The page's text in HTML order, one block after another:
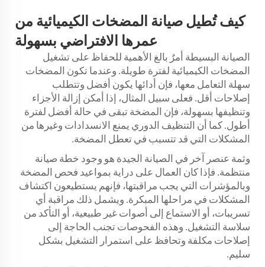
كيف تُطيل صيانة المضخات الكيميائية من
عمرها الافتراضي بسهولة
الصيانة البسيطة أمرٌ بالغ الأهمية للحفاظ على تشغيل
المضخات الكيميائية لفترة طويلة. وعندما تكون المضخات
سهلة التعامل معها، فإن أدائها يكون أفضل وتتطلب
إصلاحات أقل. فعلى سبيل المثال، إذا أمكن إزالة الأجزاء
وتنظيفها بسهولة، فإن المضخة تبقى في حالة أفضل لفترة
أطول. كما أن التنظيف الدوري يمنع الانسدادات وغيرها من
المشكلات التي قد تتسبب في تعطل المضخة.
وثمة عنصر آخر في الصيانة الجيدة هو وجود خطة صيانة
منتظمة. فإذا كان العمال على دراية بمواعيد فحص المضخة
وبالمؤشرات التي يجب مراقبتها، فإنهم يستطيعون اكتشاف
المشكلات في مراحلها المبكرة. ويشمل ذلك مراقبة أي
تسريبات، أو الاستماع إلى أصوات غير طبيعية، أو التأكد من
سلاسة التشغيل. وهذه الفحوصات تجنب الحاجة إلى
إصلاحات مكلفة وتحافظ على استمرار التشغيل بشكل
سليم.